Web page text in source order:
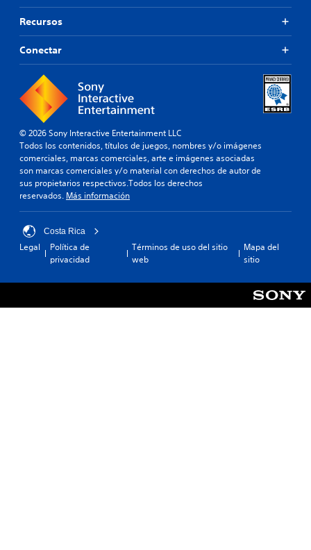
Recursos
Conectar
© 2026 Sony Interactive Entertainment LLC
Todos los contenidos, títulos de juegos, nombres y/o imágenes
comerciales, marcas comerciales, arte e imágenes asociadas
son marcas comerciales y/o material con derechos de autor de
sus propietarios respectivos.Todos los derechos
reservados. Más información
Costa Rica
Legal
Política de
privacidad
Términos de uso del sitio
web
Mapa del
sitio